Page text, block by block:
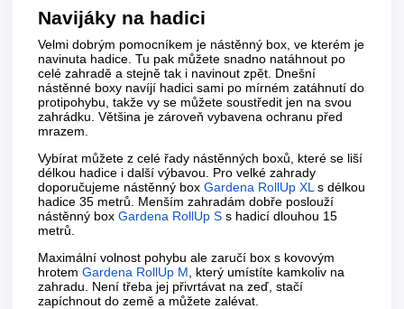
Navijáky na hadici
Velmi dobrým pomocníkem je nástěnný box, ve kterém je
navinuta hadice. Tu pak můžete snadno natáhnout po
celé zahradě a stejně tak i navinout zpět. Dnešní
nástěnné boxy navíjí hadici sami po mírném zatáhnutí do
protipohybu, takže vy se můžete soustředit jen na svou
zahrádku. Většina je zároveň vybavena ochranu před
mrazem.
Vybírat můžete z celé řady nástěnných boxů, které se liší
délkou hadice i další výbavou. Pro velké zahrady
doporučujeme nástěnný box Gardena RollUp XL s délkou
hadice 35 metrů. Menším zahradám dobře poslouží
nástěnný box Gardena RollUp S s hadicí dlouhou 15
metrů.
Maximální volnost pohybu ale zaručí box s kovovým
hrotem Gardena RollUp M , který umístíte kamkoliv na
zahradu. Není třeba jej přivrtávat na zeď, stačí
zapíchnout do země a můžete zalévat.